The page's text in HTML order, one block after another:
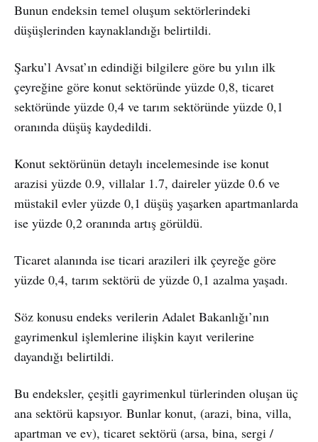
Bunun endeksin temel oluşum sektörlerindeki
düşüşlerinden kaynaklandığı belirtildi.
Şarku’l Avsat’ın edindiği bilgilere göre bu yılın ilk
çeyreğine göre konut sektöründe yüzde 0,8, ticaret
sektöründe yüzde 0,4 ve tarım sektöründe yüzde 0,1
oranında düşüş kaydedildi.
Konut sektörünün detaylı incelemesinde ise konut
arazisi yüzde 0.9, villalar 1.7, daireler yüzde 0.6 ve
müstakil evler yüzde 0,1 düşüş yaşarken apartmanlarda
ise yüzde 0,2 oranında artış görüldü.
Ticaret alanında ise ticari arazileri ilk çeyreğe göre
yüzde 0,4, tarım sektörü de yüzde 0,1 azalma yaşadı.
Söz konusu endeks verilerin Adalet Bakanlığı’nın
gayrimenkul işlemlerine ilişkin kayıt verilerine
dayandığı belirtildi.
Bu endeksler, çeşitli gayrimenkul türlerinden oluşan üç
ana sektörü kapsıyor. Bunlar konut, (arazi, bina, villa,
apartman ve ev), ticaret sektörü (arsa, bina, sergi /